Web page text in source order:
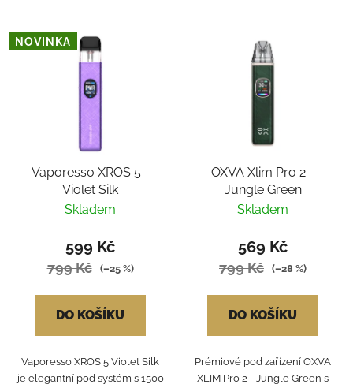
NOVINKA
Vaporesso XROS 5 -
Violet Silk
Skladem
599 Kč
799 Kč (–25 %)
DO KOŠÍKU
Vaporesso XROS 5 Violet Silk
je elegantní pod systém s 1500
OXVA Xlim Pro 2 -
Jungle Green
Skladem
569 Kč
799 Kč (–28 %)
DO KOŠÍKU
Prémiové pod zařízení OXVA
XLIM Pro 2 - Jungle Green s